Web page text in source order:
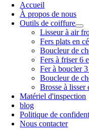
Accueil
À propos de nous
Outils de coiffure
Lisseur à air
Fers plats en
Boucleur de
Fers à friser 6
Fer à boucler 3
Boucleur de
Brosse à lisser
Matériel d'inspection
blog
Politique de
Nous contacter